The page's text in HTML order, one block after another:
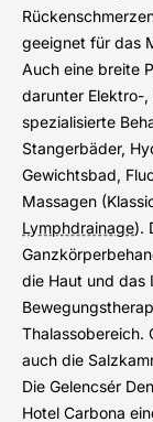
geeignet für das
Auch eine breite
darunter Elektro-
spezialisierte
Stangerbäder,
Gewichtsbad,
Massagen
Lymphdrainage).
die Haut und das
Thalassobereich.
auch die
Die Gelencsér
Hotel Carbona